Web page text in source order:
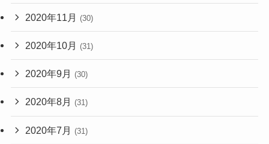
2020年11月 (30)
2020年10月 (31)
2020年9月 (30)
2020年8月 (31)
2020年7月 (31)